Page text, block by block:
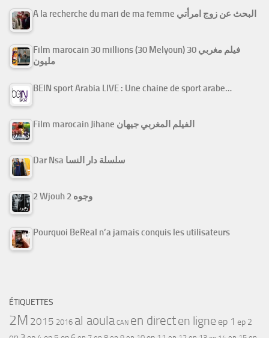
A la recherche du mari de ma femme البحث عن زوج امرأتي
Film marocain 30 millions (30 Melyoun) فيلم مغربي 30
مليون
BEIN sport Arabia LIVE : Une chaine de sport arabe…
Film marocain Jihane الفيلم المغربي جيهان
Dar Nsa سلسلة دار النسا
2 Wjouh 2 وجوه
Pourquoi BeReal n’a jamais conquis les utilisateurs
ÉTIQUETTES
2M 2015 2016 al aoula CAN en directen ligne ep 1 ep 2